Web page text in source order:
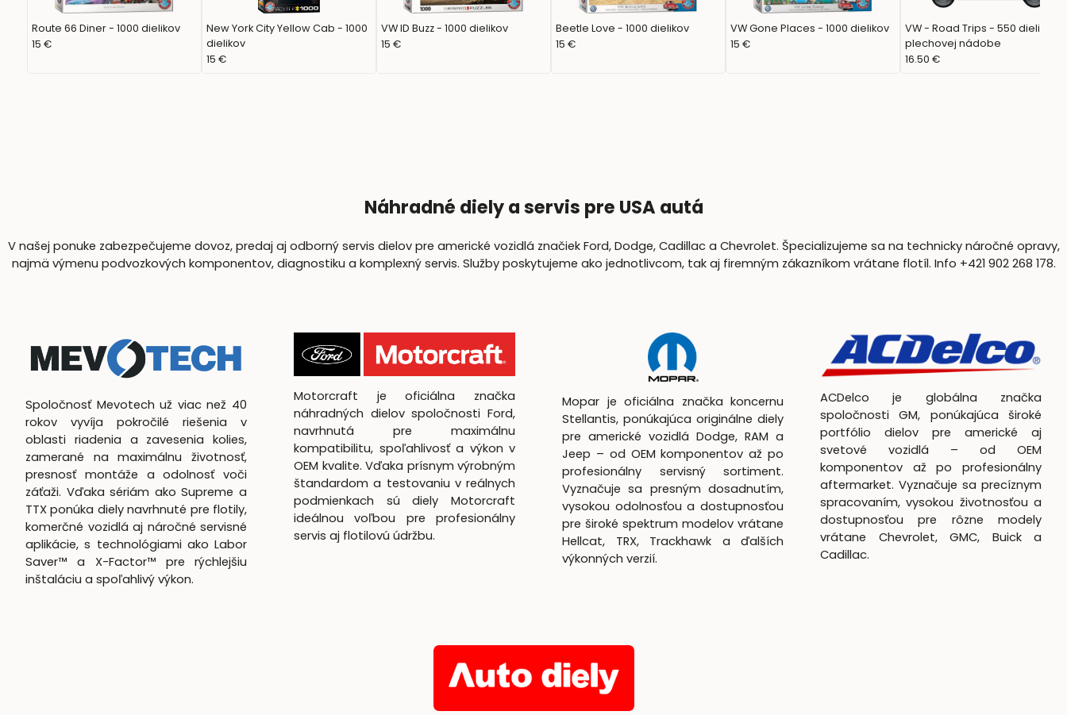
Route 66 Diner - 1000 dielikov
15 €
New York City Yellow Cab - 1000
dielikov
15 €
VW ID Buzz - 1000 dielikov
15 €
Beetle Love - 1000 dielikov
15 €
VW Gone Places - 1000 dielikov
15 €
VW - Road Trips - 550 dielikov v
plechovej nádobe
16.50 €
Náhradné diely a servis pre USA autá
V našej ponuke zabezpečujeme dovoz, predaj aj odborný servis dielov pre americké vozidlá značiek Ford, Dodge, Cadillac a Chevrolet. Špecializujeme sa na technicky náročné opravy,
najmä výmenu podvozkových komponentov, diagnostiku a komplexný servis. Služby poskytujeme ako jednotlivcom, tak aj firemným zákazníkom vrátane flotíl. Info +421 902 268 178.
Spoločnosť Mevotech už viac než 40
rokov vyvíja pokročilé riešenia v
oblasti riadenia a zavesenia kolies,
zamerané na maximálnu životnosť,
presnosť montáže a odolnosť voči
záťaži. Vďaka sériám ako Supreme a
TTX ponúka diely navrhnuté pre flotily,
komerčné vozidlá aj náročné servisné
aplikácie, s technológiami ako Labor
Saver™ a X-Factor™ pre rýchlejšiu
inštaláciu a spoľahlivý výkon.
Motorcraft je oficiálna značka
náhradných dielov spoločnosti Ford,
navrhnutá pre maximálnu
kompatibilitu, spoľahlivosť a výkon v
OEM kvalite. Vďaka prísnym výrobným
štandardom a testovaniu v reálnych
podmienkach sú diely Motorcraft
ideálnou voľbou pre profesionálny
servis aj flotilovú údržbu.
Mopar je oficiálna značka koncernu
Stellantis, ponúkajúca originálne diely
pre americké vozidlá Dodge, RAM a
Jeep – od OEM komponentov až po
profesionálny servisný sortiment.
Vyznačuje sa presným dosadnutím,
vysokou odolnosťou a dostupnosťou
pre široké spektrum modelov vrátane
Hellcat, TRX, Trackhawk a ďalších
výkonných verzií.
ACDelco je globálna značka
spoločnosti GM, ponúkajúca široké
portfólio dielov pre americké aj
svetové vozidlá – od OEM
komponentov až po profesionálny
aftermarket. Vyznačuje sa precíznym
spracovaním, vysokou životnosťou a
dostupnosťou pre rôzne modely
vrátane Chevrolet, GMC, Buick a
Cadillac.